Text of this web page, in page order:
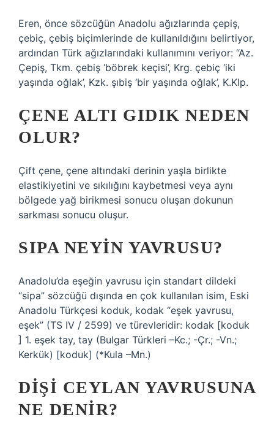
Eren, önce sözcüğün Anadolu ağızlarında çepiş,
çebiç, çebiş biçimlerinde de kullanıldığını belirtiyor,
ardından Türk ağızlarındaki kullanımını veriyor: “Az.
Çepiş, Tkm. çebiş ‘böbrek keçisi’, Krg. çebiç ‘iki
yaşında oğlak’, Kzk. şıbiş ‘bir yaşında oğlak’, K.Klp.
ÇENE ALTI GIDIK NEDEN
OLUR?
Çift çene, çene altındaki derinin yaşla birlikte
elastikiyetini ve sıkılığını kaybetmesi veya aynı
bölgede yağ birikmesi sonucu oluşan dokunun
sarkması sonucu oluşur.
SIPA NEYIN YAVRUSU?
Anadolu’da eşeğin yavrusu için standart dildeki
“sipa” sözcüğü dışında en çok kullanılan isim, Eski
Anadolu Türkçesi koduk, kodak “eşek yavrusu,
eşek” (TS IV / 2599) ve türevleridir: kodak [koduk
] 1. eşek tay, tay (Bulgar Türkleri –Kc.; -Çr.; -Vn.;
Kerkük) [koduk] (*Kula –Mn.)
DIŞI CEYLAN YAVRUSUNA
NE DENIR?